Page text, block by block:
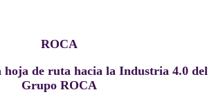
ROCA
hoja de ruta hacia la Industria 4.0 del
Grupo ROCA